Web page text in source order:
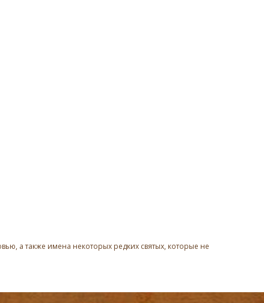
а также имена некоторых редких святых, которые не